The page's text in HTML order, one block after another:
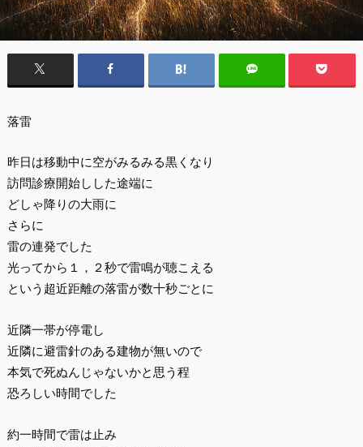
落雷
昨日は移動中に空がみるみる黒くなり
訪問診療開始しした途端に
どしゃ降りの大雨に
さらに
雷の連発でした
光ってから１，２秒で雷鳴が聴こえる
という超近距離の落雷が数十秒ごとに
近隣一帯が停電し
近隣に避雷針のある建物が無いので
本気で死ぬんじゃないかと思う程
恐ろしい時間でした
約一時間で雷は止み